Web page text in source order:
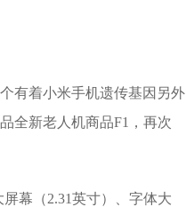
有着小米手机遗传基因另外
全新老人机商品F1，再次
幕（2.31英寸）、字体大